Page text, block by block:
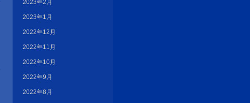
2023年2月
2023年1月
2022年12月
2022年11月
2022年10月
2022年9月
2022年8月